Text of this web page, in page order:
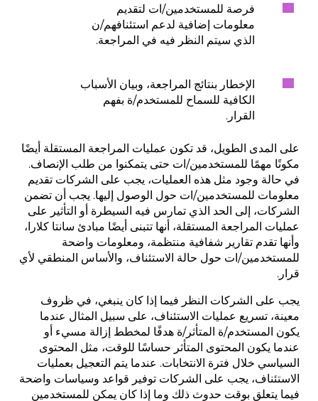
فرصة للمستخدمين/ات لتقديم
معلومات إضافية لدعم استئنافهم/ن
الذي سيتم النظر فيه في المراجعة.
الإخطار بنتائج المراجعة، وبيان الأسباب
الكافية للسماح للمستخدم/ة بفهم
القرار.
على المدى الطويل، قد تكون عمليات المراجعة المستقلة أيضًا
مكونًا مهمًا للمستخدمين/ات حتى يتمكنوا من طلب الإنصاف.
في حالة وجود مثل هذه العمليات، يجب على الشركات تقديم
معلومات للمستخدمين/ات حول الوصول إليها. يجب أن تضمن
الشركات، إلى الحد الذي تمارس فيه السيطرة أو التأثير على
عمليات المراجعة المستقلة، أنها تتبنى أيضًا مبادئ سانتا كلارا،
وأنها تقدم تقارير شفافية منتظمة، ومعلومات واضحة
للمستخدمين/ات حول حالة الاستئناف، والأساس المنطقي لأي
قرار.
يجب على الشركات النظر فيما إذا كان ينبغي، في ظروف
معينة، تسريع عمليات الاستئناف، على سبيل المثال عندما
يكون المستخدم/ة المتأثر/ة هدفًا لمخطط إزالة مسيء أو
عندما يكون المحتوى المتأثر حساسًا للوقت، مثل المحتوى
السياسي خلال فترة الانتخابات. عندما يتم التعجيل بعمليات
الاستئناف، يجب على الشركات توفير قواعد وسياسات واضحة
فيما يتعلق بوقت حدوث ذلك وما إذا كان يمكن للمستخدمين